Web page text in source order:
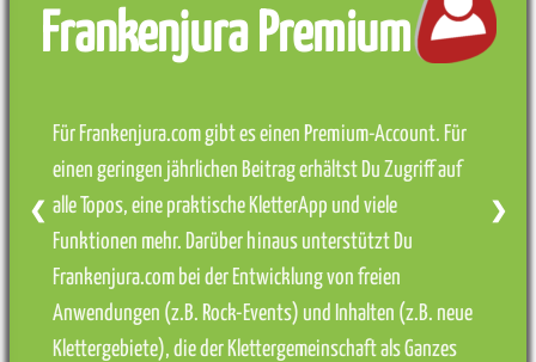
Frankenjura Premium
Für Frankenjura.com gibt es einen Premium-Account. Für
einen geringen jährlichen Beitrag erhältst Du Zugriff auf
alle Topos, eine praktische KletterApp und viele
Funktionen mehr. Darüber hinaus unterstützt Du
Frankenjura.com bei der Entwicklung von freien
Anwendungen (z.B. Rock-Events) und Inhalten (z.B. neue
Klettergebiete), die der Klettergemeinschaft als Ganzes
❮ ❯